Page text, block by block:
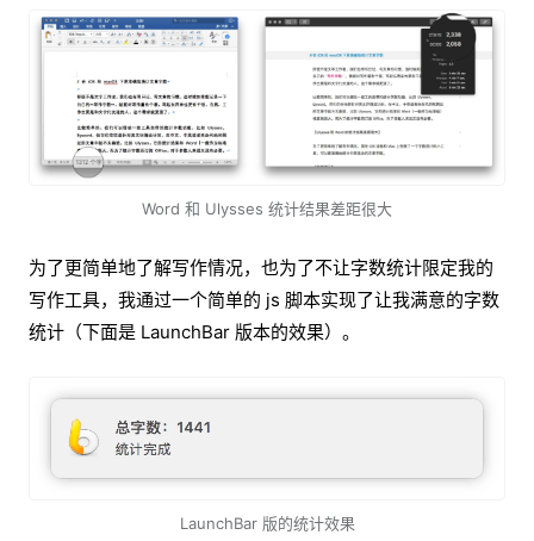
Word 和 Ulysses 统计结果差距很大
为了更简单地了解写作情况，也为了不让字数统计限定我的
写作工具，我通过一个简单的 js 脚本实现了让我满意的字数
统计（下面是 LaunchBar 版本的效果）。
LaunchBar 版的统计效果